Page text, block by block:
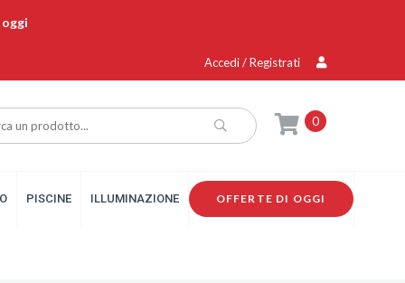
Accedi / Registrati
0
PISCINE ILLUMINAZIONE OFFERTE DI OGGI